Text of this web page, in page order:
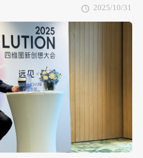
2025/10/31